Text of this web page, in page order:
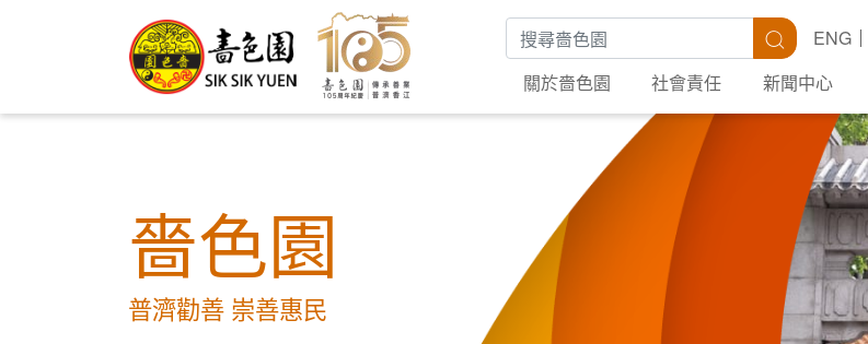
搜尋關鍵字 搜尋ENG
關於嗇色園
社會責任 新聞中心
嗇色園
普濟勸善 崇善惠民